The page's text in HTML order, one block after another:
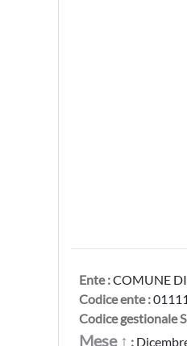
Ente :COMUNE
Codice ente :
Codice gestionale
Mese ↑ :